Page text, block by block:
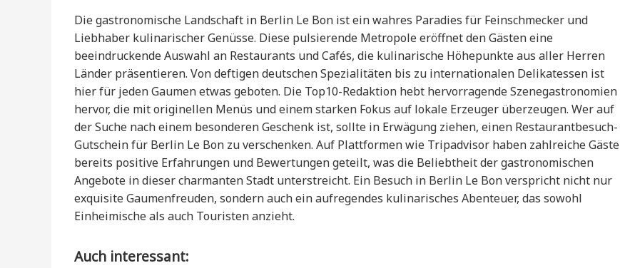
Die gastronomische Landschaft in Berlin Le Bon ist ein wahres Paradies für Feinschmecker und
Liebhaber kulinarischer Genüsse. Diese pulsierende Metropole eröffnet den Gästen eine
beeindruckende Auswahl an Restaurants und Cafés, die kulinarische Höhepunkte aus aller Herren
Länder präsentieren. Von deftigen deutschen Spezialitäten bis zu internationalen Delikatessen ist
hier für jeden Gaumen etwas geboten. Die Top10-Redaktion hebt hervorragende Szenegastronomien
hervor, die mit originellen Menüs und einem starken Fokus auf lokale Erzeuger überzeugen. Wer auf
der Suche nach einem besonderen Geschenk ist, sollte in Erwägung ziehen, einen Restaurantbesuch-
Gutschein für Berlin Le Bon zu verschenken. Auf Plattformen wie Tripadvisor haben zahlreiche Gäste
bereits positive Erfahrungen und Bewertungen geteilt, was die Beliebtheit der gastronomischen
Angebote in dieser charmanten Stadt unterstreicht. Ein Besuch in Berlin Le Bon verspricht nicht nur
exquisite Gaumenfreuden, sondern auch ein aufregendes kulinarisches Abenteuer, das sowohl
Einheimische als auch Touristen anzieht.
Auch interessant: